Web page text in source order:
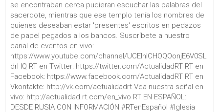
se encontraban cerca pudieran escuchar las palabras del
sacerdote, mientras que ese templo tenía los nombres de
quienes deseaban estar 'presentes' escritos en pedazos
de papel pegados a los bancos. Suscríbete a nuestro
canal de eventos en vivo:
https://www.youtube.com/channel/UCEIhICHOQOonjE6V0SL
drHQ RT en Twitter: https://twitter.com/ActualidadRT RT en
Facebook: https://www.facebook.com/ActualidadRT RT en
Vkontakte: http://vk.com/actualidadrt Vea nuestra señal en
vivo: http://actualidad.rt.com/en_vivo RT EN ESPAÑOL:
DESDE RUSIA CON INFORMACIÓN #RTenEspañol #Iglesia